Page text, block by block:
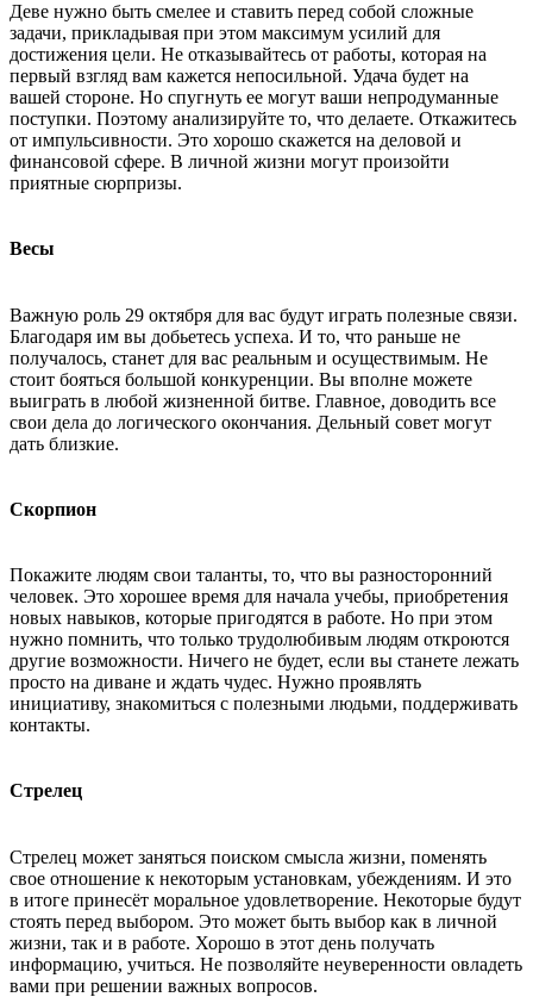
Деве нужно быть смелее и ставить перед собой сложные
задачи, прикладывая при этом максимум усилий для
достижения цели. Не отказывайтесь от работы, которая на
первый взгляд вам кажется непосильной. Удача будет на
вашей стороне. Но спугнуть ее могут ваши непродуманные
поступки. Поэтому анализируйте то, что делаете. Откажитесь
от импульсивности. Это хорошо скажется на деловой и
финансовой сфере. В личной жизни могут произойти
приятные сюрпризы.
Весы
Важную роль 29 октября для вас будут играть полезные связи.
Благодаря им вы добьетесь успеха. И то, что раньше не
получалось, станет для вас реальным и осуществимым. Не
стоит бояться большой конкуренции. Вы вполне можете
выиграть в любой жизненной битве. Главное, доводить все
свои дела до логического окончания. Дельный совет могут
дать близкие.
Скорпион
Покажите людям свои таланты, то, что вы разносторонний
человек. Это хорошее время для начала учебы, приобретения
новых навыков, которые пригодятся в работе. Но при этом
нужно помнить, что только трудолюбивым людям откроются
другие возможности. Ничего не будет, если вы станете лежать
просто на диване и ждать чудес. Нужно проявлять
инициативу, знакомиться с полезными людьми, поддерживать
контакты.
Стрелец
Стрелец может заняться поиском смысла жизни, поменять
свое отношение к некоторым установкам, убеждениям. И это
в итоге принесёт моральное удовлетворение. Некоторые будут
стоять перед выбором. Это может быть выбор как в личной
жизни, так и в работе. Хорошо в этот день получать
информацию, учиться. Не позволяйте неуверенности овладеть
вами при решении важных вопросов.